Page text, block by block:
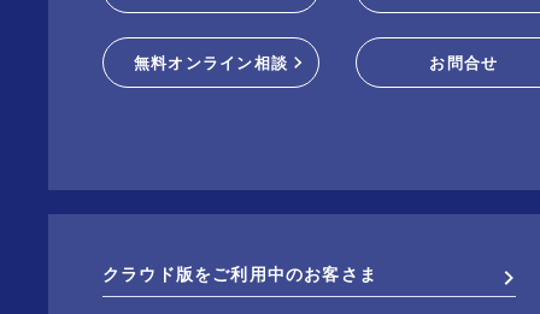
無料オンライン相談 お問合せ
クラウド版をご利用中のお客さま